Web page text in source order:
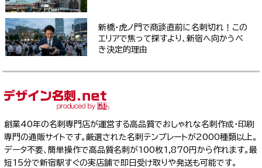
新橋・虎ノ門で商談直前に名刺切れ！この
エリアで焦って探すより、新宿へ向かうべ
き決定的理由
創業40年の名刺専門店が運営する高品質でおしゃれな名刺作成・印刷
専門の通販サイトです。厳選された名刺テンプレートが2000種類以上。
データ不要、簡単操作で高品質名刺が100枚1,870円から作れます。最
短15分で新宿駅すぐの実店舗で即日受け取りや発送も可能です。